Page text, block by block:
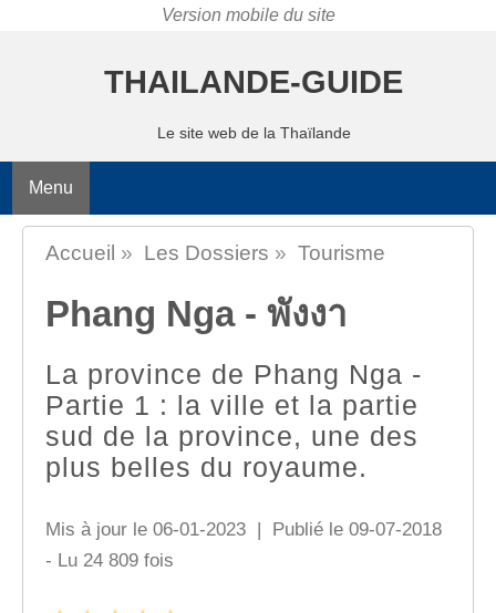
THAILANDE-GUIDE
Le site web de la Thaïlande
Menu
Accueil » Les Dossiers » Tourisme
Phang Nga - พังงา
La province de Phang Nga -
Partie 1 : la ville et la partie
sud de la province, une des
plus belles du royaume.
Mis à jour le 06-01-2023 | Publié le 09-07-2018
- Lu 24 809 fois